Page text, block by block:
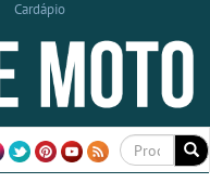
Cardápio